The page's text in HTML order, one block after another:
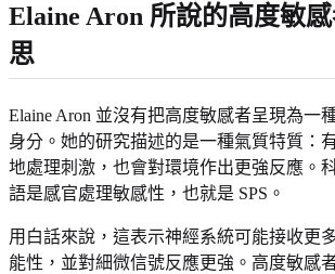
Elaine Aron 所說的高度敏
思
Elaine Aron 並沒有把高度敏感者呈現為一
身分。她的研究描述的是一種氣質特質：
地處理刺激，也會對環境作出更強反應。
語是感官處理敏感性，也就是 SPS。
用白話來說，這表示神經系統可能接收更
能性，並對細微信號反應更強。高度敏感